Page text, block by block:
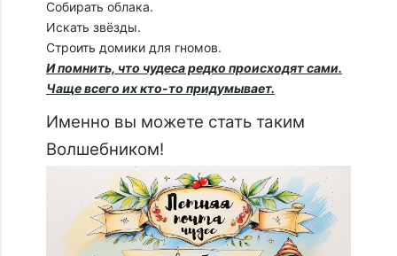
Собирать облака.
Искать звёзды.
Строить домики для гномов.
И помнить, что чудеса редко происходят сами.
Чаще всего их кто-то придумывает.
Именно вы можете стать таким
Волшебником!